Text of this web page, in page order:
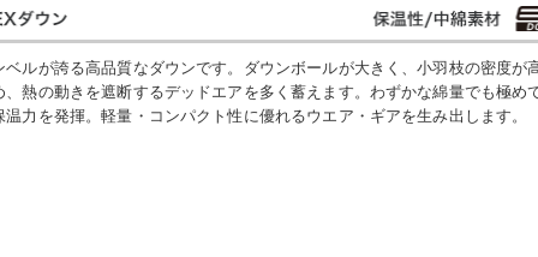
ベルが誇る高品質なダウンです。ダウンボールが大きく、小羽枝の密度が
、熱の動きを遮断するデッドエアを多く蓄えます。わずかな綿量でも極め
温力を発揮。軽量・コンパクト性に優れるウエア・ギアを生み出します。